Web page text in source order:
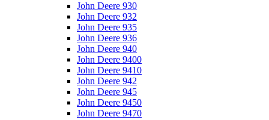
John Deere 930
John Deere 932
John Deere 935
John Deere 936
John Deere 940
John Deere 9400
John Deere 9410
John Deere 942
John Deere 945
John Deere 9450
John Deere 9470